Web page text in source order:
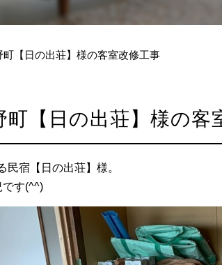
町【日の出荘】様の客室改修工事
町【日の出荘】様の客
民宿【日の出荘】様。
です(^^)